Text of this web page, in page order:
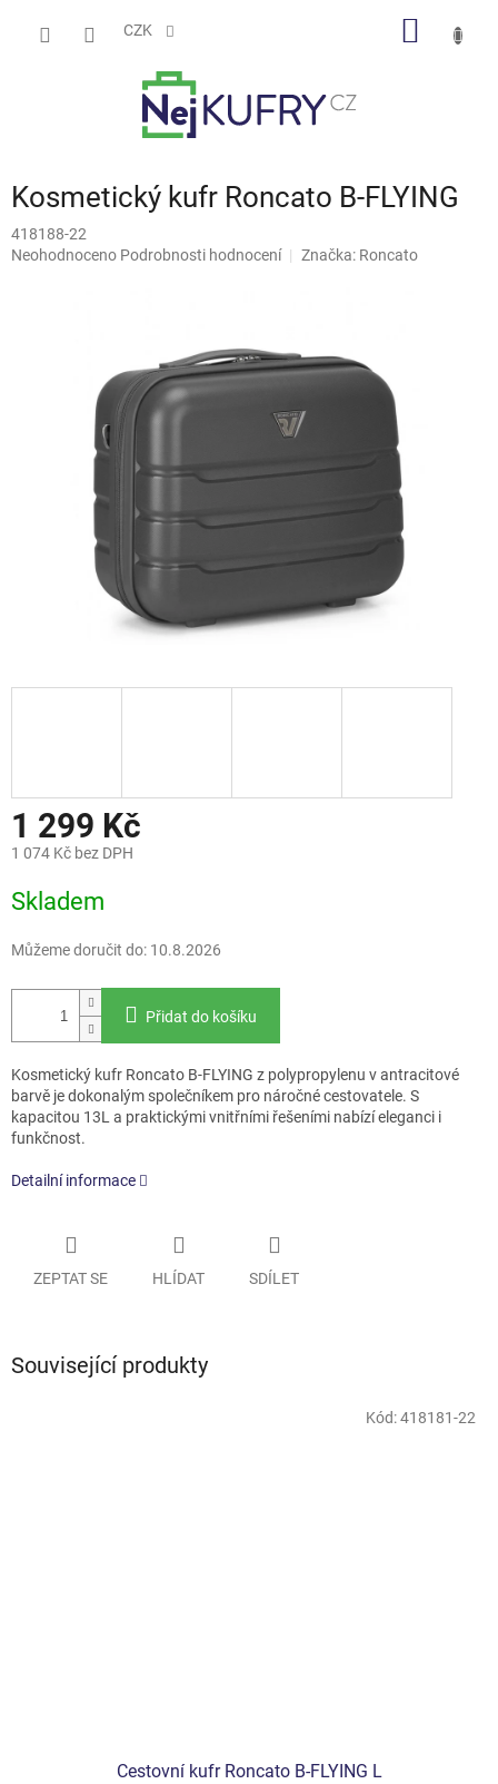
CZK
Kosmetický kufr Roncato B-FLYING
418188-22
Průměrné
Neohodnoceno Podrobnosti hodnocení Značka: Roncato
1 299 Kč
1 074 Kč bez DPH
cena:
Skladem
Můžeme doručit do: 10.8.2026
Přidat do košíku
Kosmetický kufr Roncato B-FLYING z polypropylenu v antracitové
barvě je dokonalým společníkem pro náročné cestovatele. S
kapacitou 13L a praktickými vnitřními řešeními nabízí eleganci i
funkčnost.
Detailní informace
ZEPTAT SE HLÍDAT SDÍLET
Související produkty
Cestovní kufr Roncato B-FLYING L
Kód:418181-22